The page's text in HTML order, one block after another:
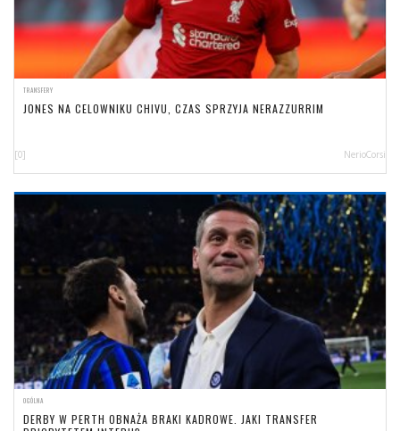
TRANSFERY
JONES NA CELOWNIKU CHIVU, CZAS SPRZYJA NERAZZURRIM
[0] NerioCorsi
OGÓLNA
DERBY W PERTH OBNAŻA BRAKI KADROWE. JAKI TRANSFER